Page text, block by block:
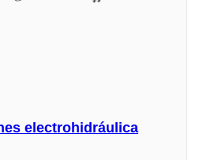
electrohidráulica